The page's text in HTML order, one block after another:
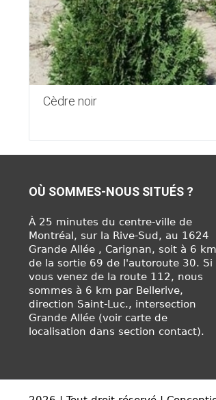
Cèdre noir
OÙ SOMMES-NOUS SITUÉS ?
À 25 minutes du centre-ville de
Montréal, sur la Rive-Sud, au 1624
Grande Allée , Carignan, soit à 6 km
de la sortie 69 de l'autoroute 30. Si
vous venez de la route 112, nous
sommes à 6 km par Bellerive,
direction Saint-Luc., intersection
Grande Allée (voir carte de
localisation dans section contact).